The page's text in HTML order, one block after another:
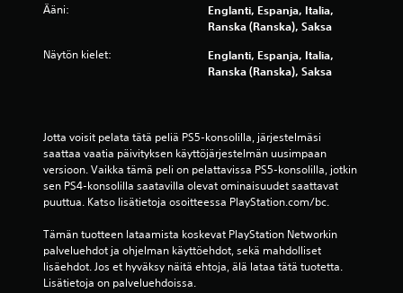
Ääni:
Englanti, Espanja, Italia,
Ranska (Ranska), Saksa
Näytön kielet:
Englanti, Espanja, Italia,
Ranska (Ranska), Saksa
Jotta voisit pelata tätä peliä PS5-konsolilla, järjestelmäsi
saattaa vaatia päivityksen käyttöjärjestelmän uusimpaan
versioon. Vaikka tämä peli on pelattavissa PS5-konsolilla, jotkin
sen PS4-konsolilla saatavilla olevat ominaisuudet saattavat
puuttua. Katso lisätietoja osoitteessa PlayStation.com/bc.
Tämän tuotteen lataamista koskevat PlayStation Networkin
palveluehdot ja ohjelman käyttöehdot, sekä mahdolliset
lisäehdot. Jos et hyväksy näitä ehtoja, älä lataa tätä tuotetta.
Lisätietoja on palveluehdoissa.